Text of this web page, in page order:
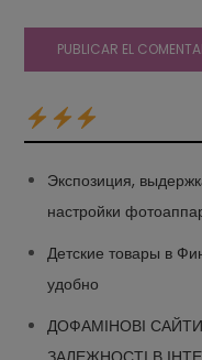
Экспозиция,
настройки
Детские товары в
удобно
ДОФАМІНОВІ